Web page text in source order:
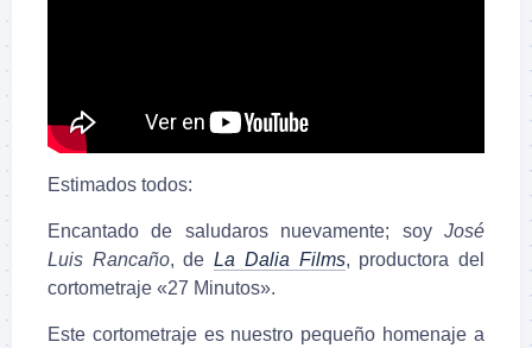
Estimados todos:
Encantado de saludaros nuevamente; soy José
Luis Rancaño, deLa Dalia Films, productora del
cortometraje «27 Minutos».
Este cortometraje es nuestro pequeño homenaje a